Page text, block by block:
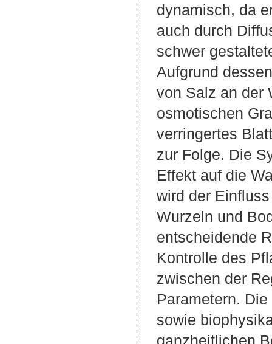
dynamisch, da
auch durch
schwer
Aufgrund
von Salz an der
osmotischen
verringertes
zur Folge. Die
Effekt auf die
wird der
Wurzeln und
entscheidende
Kontrolle des
zwischen der
Parametern.
sowie
ganzheitlichen